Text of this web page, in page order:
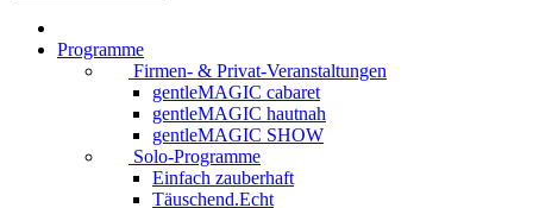
Programme
Firmen- & Privat-Veranstaltungen
gentleMAGIC cabaret
gentleMAGIC hautnah
gentleMAGIC SHOW
Solo-Programme
Einfach zauberhaft
Täuschend.Echt